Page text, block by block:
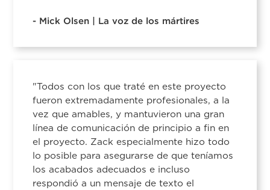
- Mick Olsen | La voz de los mártires
"Todos con los que traté en este proyecto
fueron extremadamente profesionales, a la
vez que amables, y mantuvieron una gran
línea de comunicación de principio a fin en
el proyecto. Zack especialmente hizo todo
lo posible para asegurarse de que teníamos
los acabados adecuados e incluso
respondió a un mensaje de texto el